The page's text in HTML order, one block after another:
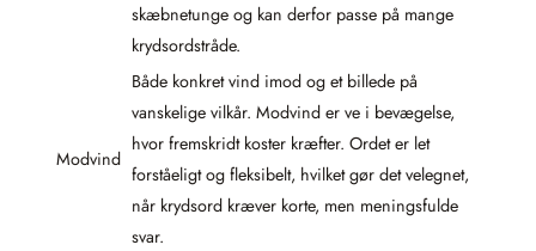
skæbnetunge og kan derfor passe på mange
krydsordstråde.
Modvind
Både konkret vind imod og et billede på
vanskelige vilkår. Modvind er ve i bevægelse,
hvor fremskridt koster kræfter. Ordet er let
forståeligt og fleksibelt, hvilket gør det velegnet,
når krydsord kræver korte, men meningsfulde
svar.